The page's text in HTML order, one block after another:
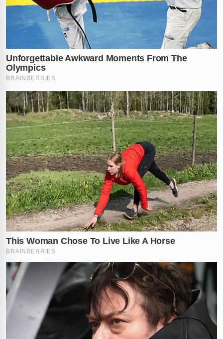
Um laudo veterinário detalhado confirmou que o
animal sofreu diversas lesões nas patas traseiras e
dianteiras durante o trajeto. Os ferimentos são
totalmente compatíveis com o forte atrito causado pelo
arrastamento na via pública enquanto a moto estava
em movimento. O sofrimento físico do cão foi atestado
pelos profissionais que o atenderam logo após o
resgate emergencial.
Atualmente, o cão Scooby está sob os cuidados do
Departamento de Fauna e Bem-Estar Animal (DFBEA)
da Prefeitura de Osasco. Ele recebe tratamento médico
contínuo e está sob tutela municipal para garantir sua
recuperação plena e segurança. O estado de saúde do
animal é monitorado diariamente por especialistas em
comportamento e saúde animal.
Em depoimento oficial, a jovem confessou a conduta,
mas alegou que não teve a real
cachorro de estimação. Segundo ela, o pitbull pertence
ao seu namorado e havia fugido de casa momentos
antes do ocorrido. Ela afirmou ter utilizado a moto de
sua mãe para capturar o animal de forma rápida e
devolvê-lo ao lar.